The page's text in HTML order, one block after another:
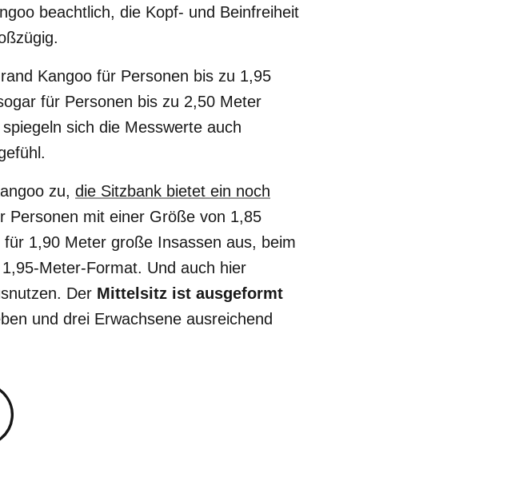
beachtlich, die Kopf- und Beinfreiheit
Kangoo für Personen bis zu 1,95
für Personen bis zu 2,50 Meter
sich die Messwerte auch
zu, die Sitzbank bietet ein noch
Personen mit einer Größe von 1,85
1,90 Meter große Insassen aus, beim
Meter-Format. Und auch hier
Der Mittelsitz ist ausgeformt
und drei Erwachsene ausreichend